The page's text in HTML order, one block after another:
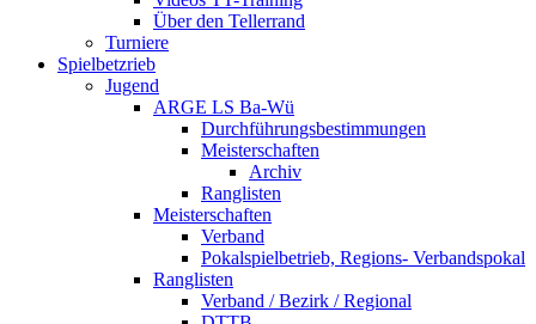
Über den Tellerrand
Turniere
Spielbetzrieb
Jugend
ARGE LS Ba-Wü
Durchführungsbestimmungen
Meisterschaften
Archiv
Ranglisten
Meisterschaften
Verband
Pokalspielbetrieb, Regions- Verbandspokal
Ranglisten
Verband / Bezirk / Regional